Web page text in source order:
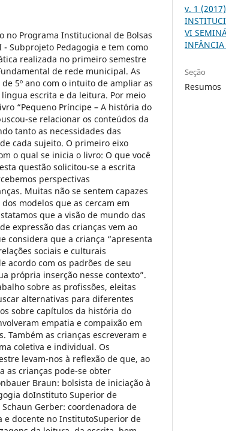
no Programa Institucional de Bolsas
- Subprojeto Pedagogia e tem como
realizada no primeiro semestre
de rede municipal. As
5º ano com o intuito de ampliar as
escrita e da leitura. Por meio
“Pequeno Príncipe – A história do
se relacionar os conteúdos da
tanto as necessidades das
cada sujeito. O primeiro eixo
o qual se inicia o livro: O que você
questão solicitou-se a escrita
perspectivas
Muitas não se sentem capazes
modelos que as cercam em
que a visão de mundo das
expressão das crianças vem ao
considera que a criança “apresenta
sociais e culturais
acordo com os padrões de seu
própria inserção nesse contexto”.
sobre as profissões, eleitas
alternativas para diferentes
sobre capítulos da história do
empatia e compaixão em
Também as crianças escreveram e
coletiva e individual. Os
levam-nos à reflexão de que, ao
as crianças pode-se obter
Braun: bolsista de iniciação à
doInstituto Superior de
Gerber: coordenadora de
e docente no InstitutoSuperior de
v. 1
VI
INFÂNCIA
Seção
Resumos